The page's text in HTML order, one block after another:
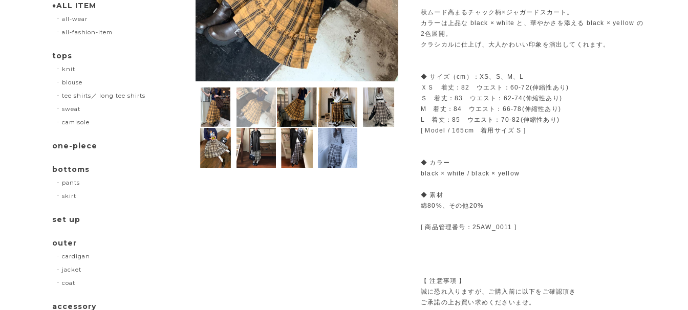
秋ムード高まるチャック柄×ジャガードスカート。
カラーは上品な black × white と、華やかさを添える black × yellow の
2色展開。
クラシカルに仕上げ、大人かわいい印象を演出してくれます。
◆ サイズ（cm）：XS、S、M、L
ＸＳ 着丈：82 ウエスト：60-72(伸縮性あり)
Ｓ 着丈：83 ウエスト：62-74(伸縮性あり)
M 着丈：84 ウエスト：66-78(伸縮性あり)
L 着丈：85 ウエスト：70-82(伸縮性あり)
[ Model / 165cm 着用サイズ S ]
◆ カラー
black × white / black × yellow
◆ 素材
綿80%、その他20%
[ 商品管理番号：25AW_0011 ]
【 注意事項 】
誠に恐れ入りますが、ご購入前に以下をご確認頂き
ご承諾の上お買い求めくださいませ。
♦︎ALL ITEM
all-wear
all-fashion-item
tops
knit
blouse
tee shirts／ long tee shirts
sweat
camisole
one-piece
bottoms
pants
skirt
set up
outer
cardigan
jacket
coat
accessory